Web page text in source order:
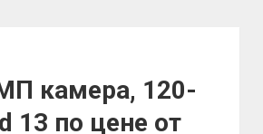
камера, 120-
13 по цене от